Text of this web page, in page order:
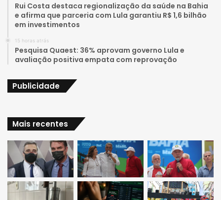
a
Rui Costa destaca regionalização da saúde na Bahia
e afirma que parceria com Lula garantiu R$ 1,6 bilhão
em investimentos
15 horas atrás
Pesquisa Quaest: 36% aprovam governo Lula e
avaliação positiva empata com reprovação
Publicidade
Mais recentes